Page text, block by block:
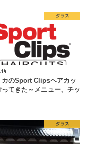
ダラス
カのSport Clipsヘアカッ
ってきた～メニュー、チッ
ダラス